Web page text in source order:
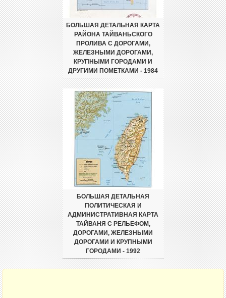
БОЛЬШАЯ ДЕТАЛЬНАЯ КАРТА
РАЙОНА ТАЙВАНЬСКОГО
ПРОЛИВА С ДОРОГАМИ,
ЖЕЛЕЗНЫМИ ДОРОГАМИ,
КРУПНЫМИ ГОРОДАМИ И
ДРУГИМИ ПОМЕТКАМИ - 1984
БОЛЬШАЯ ДЕТАЛЬНАЯ
ПОЛИТИЧЕСКАЯ И
АДМИНИСТРАТИВНАЯ КАРТА
ТАЙВАНЯ С РЕЛЬЕФОМ,
ДОРОГАМИ, ЖЕЛЕЗНЫМИ
ДОРОГАМИ И КРУПНЫМИ
ГОРОДАМИ - 1992